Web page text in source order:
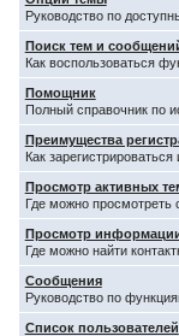
Руководство по
Поиск тем и
Как воспользоваться
Помощник
Полный справочник по
Преимущества
Как
Просмотр активных
Где можно
Просмотр
Где можно найти
Сообщения
Руководство по
Список пользователей